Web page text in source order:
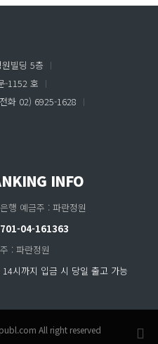
빌딩 5층 ㅣ
-1152 호 ㅣ
전화 02) 6925-1628 ㅣ
INFO
행 예금주 : 파란정원
04-161363
: 파란정원
14시까지 입금 시 당일 출고 가능
All right reserved